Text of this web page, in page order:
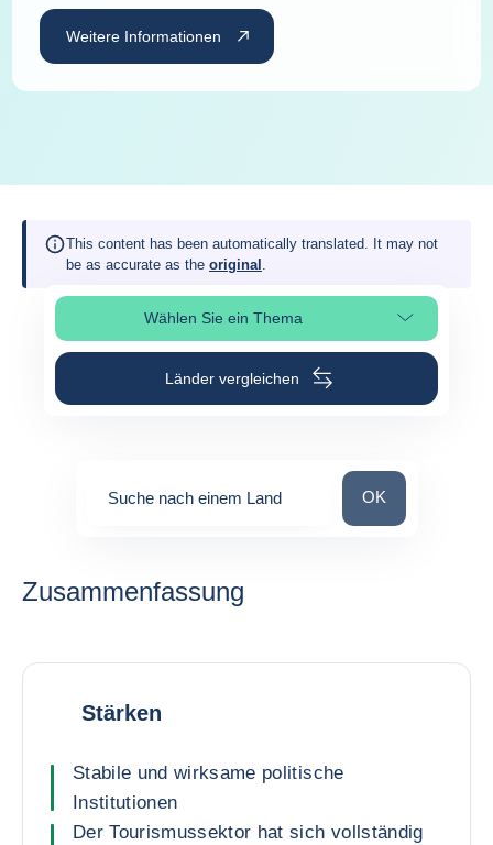
Weitere Informationen
This content has been automatically translated. It may not
be as accurate as the original .
Wählen Sie ein ThemaSeitenabschnitt auswählen
Länder vergleichen
Suche nach einem Land Suche nach
OK
Zusammenfassung
Stärken
Stabile und wirksame politische
Institutionen
Der Tourismussektor hat sich vollständig